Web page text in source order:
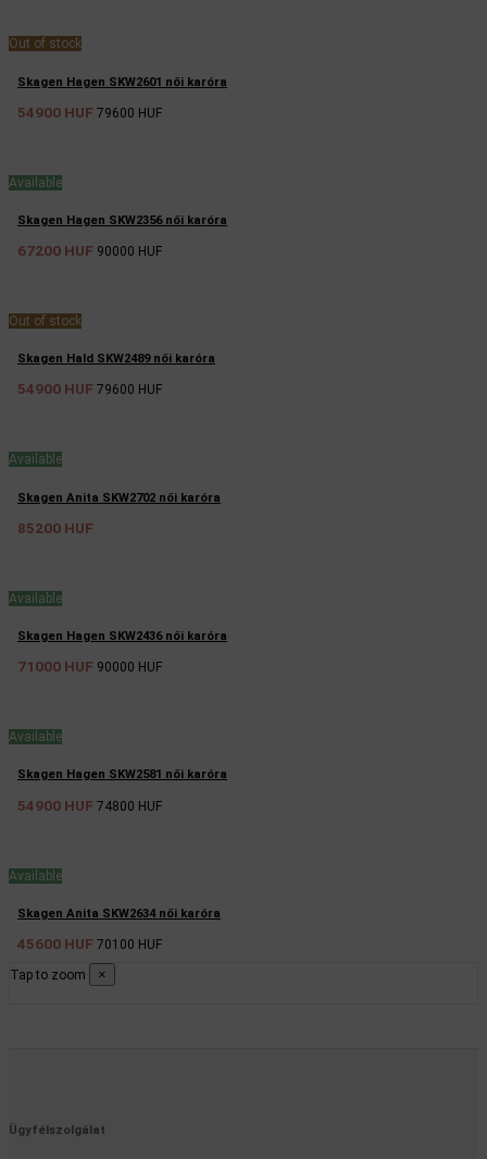
Out of stock
Skagen Hagen SKW2601 női karóra
54900 HUF 79600 HUF
Available
Skagen Hagen SKW2356 női karóra
67200 HUF 90000 HUF
Out of stock
Skagen Hald SKW2489 női karóra
54900 HUF 79600 HUF
Available
Skagen Anita SKW2702 női karóra
85200 HUF
Available
Skagen Hagen SKW2436 női karóra
71000 HUF 90000 HUF
Available
Skagen Hagen SKW2581 női karóra
54900 HUF 74800 HUF
Available
Skagen Anita SKW2634 női karóra
45600 HUF 70100 HUF
Tap to zoom
×
Ügyfélszolgálat